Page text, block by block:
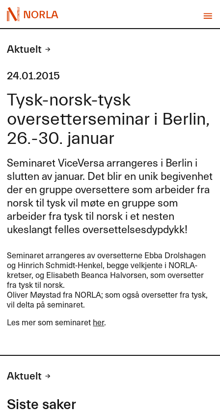
NORLA
Aktuelt
24.01.2015
Tysk-norsk-tysk
oversetterseminar i Berlin,
26.-30. januar
Seminaret ViceVersa arrangeres i Berlin i
slutten av januar. Det blir en unik begivenhet
der en gruppe oversettere som arbeider fra
norsk til tysk vil møte en gruppe som
arbeider fra tysk til norsk i et nesten
ukeslangt felles oversettelsesdypdykk!
Seminaret arrangeres av oversetterne Ebba Drolshagen
og Hinrich Schmidt-Henkel, begge velkjente i NORLA-
kretser, og Elisabeth Beanca Halvorsen, som oversetter
fra tysk til norsk.
Oliver Møystad fra NORLA; som også oversetter fra tysk,
vil delta på seminaret.
Les mer som seminaret her.
Aktuelt
Siste saker